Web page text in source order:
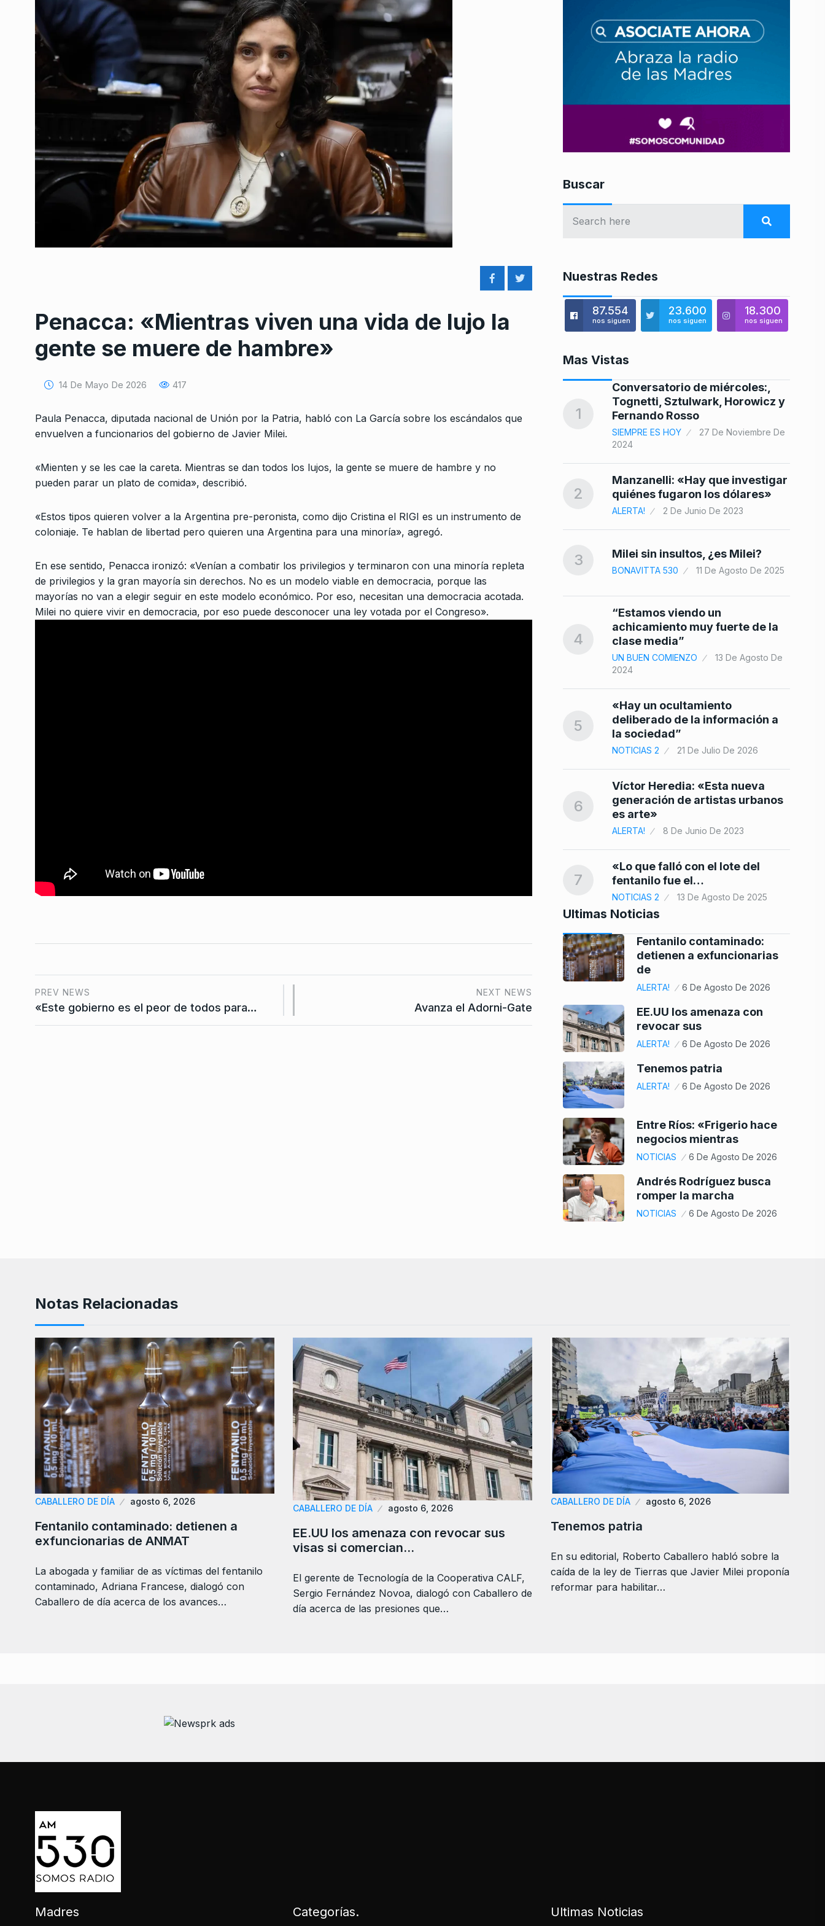
Penacca: «Mientras viven una vida de lujo la
gente se muere de hambre»
14 De Mayo De 2026 417
Paula Penacca, diputada nacional de Unión por la Patria, habló con La García sobre los escándalos que
envuelven a funcionarios del gobierno de Javier Milei.
«Mienten y se les cae la careta. Mientras se dan todos los lujos, la gente se muere de hambre y no
pueden parar un plato de comida», describió.
«Estos tipos quieren volver a la Argentina pre-peronista, como dijo Cristina el RIGI es un instrumento de
coloniaje. Te hablan de libertad pero quieren una Argentina para una minoría», agregó.
En ese sentido, Penacca ironizó: «Venían a combatir los privilegios y terminaron con una minoría repleta
de privilegios y la gran mayoría sin derechos. No es un modelo viable en democracia, porque las
mayorías no van a elegir seguir en este modelo económico. Por eso, necesitan una democracia acotada.
Milei no quiere vivir en democracia, por eso puede desconocer una ley votada por el Congreso».
PREV NEWS
«Este gobierno es el peor de todos para…
NEXT NEWS
Avanza el Adorni-Gate
Buscar
Nuestras Redes
87.554
nos siguen
23.600
nos siguen
18.300
nos siguen
Mas Vistas
1
Conversatorio de miércoles:,
Fernando Rosso
SIEMPRE ES HOY
27 De Noviembre De
2
Manzanelli: «Hay que investigar
ALERTA! 2 De Junio De 2023
3
BONAVITTA 530 11 De Agosto De 2025
“Estamos viendo un
7
«Lo que falló con el lote del
fentanilo fue el…
NOTICIAS 2 13 De Agosto De 2025
9
de izquierda que de un…
10
Luis Alberto Quevedo: «Tiene
que haber voces más plurales
ALERTA! 14 De Junio De 2023
1
Conversatorio de miércoles:,
Tognetti, Sztulwark, Horowicz y
Fernando Rosso
SIEMPRE ES HOY
27 De Noviembre De
2024
2
Manzanelli: «Hay que investigar
quiénes fugaron los dólares»
ALERTA! 2 De Junio De 2023
3 Milei sin insultos, ¿es Milei?
BONAVITTA 530 11 De Agosto De 2025
4
“Estamos viendo un
achicamiento muy fuerte de la
clase media”
UN BUEN COMIENZO
13 De Agosto De
2024
5
«Hay un ocultamiento
deliberado de la información a
la sociedad”
NOTICIAS 2 21 De Julio De 2026
6
Víctor Heredia: «Esta nueva
generación de artistas urbanos
es arte»
ALERTA! 8 De Junio De 2023
7
«Lo que falló con el lote del
fentanilo fue el…
NOTICIAS 2 13 De Agosto De 2025
Ultimas Noticias
Fentanilo contaminado:
detienen a exfuncionarias
de
ALERTA! 6 De Agosto De 2026
EE.UU los amenaza con
revocar sus
ALERTA! 6 De Agosto De 2026
Tenemos patria
ALERTA! 6 De Agosto De 2026
Entre Ríos: «Frigerio hace
negocios mientras
NOTICIAS 6 De Agosto De 2026
Andrés Rodríguez busca
romper la marcha
NOTICIAS 6 De Agosto De 2026
Notas Relacionadas
CABALLERO DE DÍA agosto 6, 2026
Fentanilo contaminado: detienen a
exfuncionarias de ANMAT
La abogada y familiar de as víctimas del fentanilo
contaminado, Adriana Francese, dialogó con
Caballero de día acerca de los avances…
CABALLERO DE DÍA agosto 6, 2026
EE.UU los amenaza con revocar sus
visas si comercian…
El gerente de Tecnología de la Cooperativa CALF,
Sergio Fernández Novoa, dialogó con Caballero de
día acerca de las presiones que…
CABALLERO DE DÍA agosto 6, 2026
Tenemos patria
En su editorial, Roberto Caballero habló sobre la
caída de la ley de Tierras que Javier Milei proponía
reformar para habilitar…
Madres Categorías. Ultimas Noticias